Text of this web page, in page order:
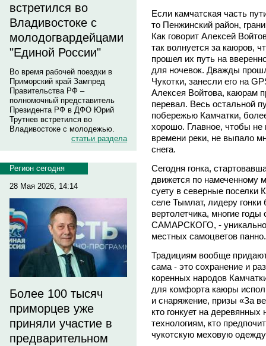
встретился во
Владивостоке с
молодогвардейцами
"Единой России"
Во время рабочей поездки в
Приморский край Зампред
Правительства РФ –
полномочный представитель
Президента РФ в ДФО Юрий
Трутнев встретился во
Владивостоке с молодежью.
статьи раздела
Регион сегодня
28 Мая 2026, 14:14
Более 100 тысяч
приморцев уже
приняли участие в
предварительном
Если камчатская часть
то Пенжинский район,
Как говорит Алексей
так волнуется за каюров,
прошел их путь на
для ночевок. Дважды
Чукотки, занесли его на
Алексея Войтова, каюрам
перевал. Весь остальной
побережью Камчатки,
хорошо. Главное, чтобы не
времени реки, не выпало
снега.
Сегодня гонка,
движется по намеченному
суету в северные поселки
селе Тымлат, лидеру гонки
вертолетчика, многие
САМАРСКОГО, -
местных самоцветов
Традициям вообще
сама - это сохранение и
коренных народов
для комфорта каюры
и снаряжение, призы «За
кто гонкует на
технологиям, кто
чукотскую меховую